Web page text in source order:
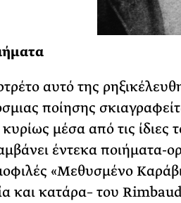
αυτό της
ποίησης
μέσα από τις ίδιες
έντεκα ποιήματα-
«Μεθυσμένο
και κατάρα– του